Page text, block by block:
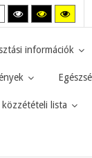
Magas
kontraszt
mód.
Magas
kontraszt
mód.mód.
információk
lista